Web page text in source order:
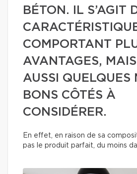
BÉTON. IL S’AGIT
COMPORTANT
AVANTAGES,
AUSSI QUELQUES
BONS CÔTÉS À
CONSIDÉRER.
En effet, en raison de sa
pas le produit parfait, du moins